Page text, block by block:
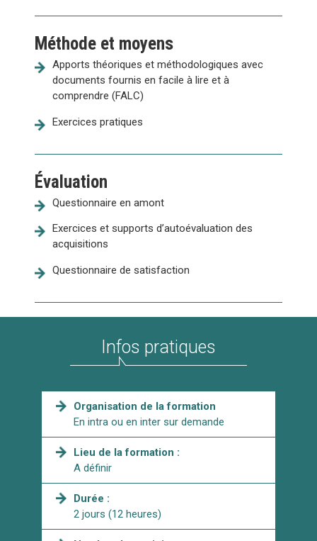
Méthode et moyens
Apports théoriques et méthodologiques avec
documents fournis en facile à lire et à
comprendre (FALC)
Exercices pratiques
Évaluation
Questionnaire en amont
Exercices et supports d’autoévaluation des
acquisitions
Questionnaire de satisfaction
Infos pratiques
Organisation de la formation
En intra ou en inter sur demande
Lieu de la formation :
A définir
Durée :
2 jours (12 heures)